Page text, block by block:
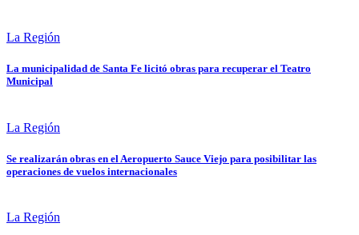
La Región
La municipalidad de Santa Fe licitó obras para recuperar el Teatro
Municipal
La Región
Se realizarán obras en el Aeropuerto Sauce Viejo para posibilitar las
operaciones de vuelos internacionales
La Región